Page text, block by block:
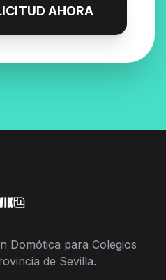
AHORA
Domótica para Colegios
de Sevilla.